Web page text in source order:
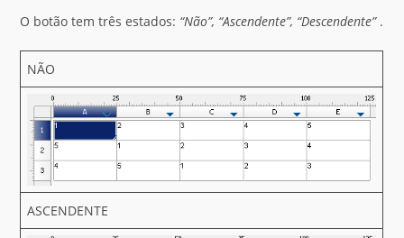
O botão tem três estados: “Não”, “Ascendente”, “Descendente”.
NÃO
ASCENDENTE